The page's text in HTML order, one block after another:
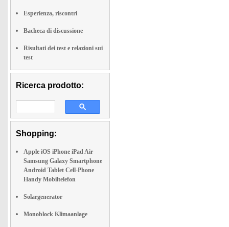
Esperienza, riscontri
Bacheca di discussione
Risultati dei test e relazioni sui
test
Ricerca prodotto:
Shopping:
Apple iOS iPhone iPad Air
Samsung Galaxy Smartphone
Android Tablet Cell-Phone
Handy Mobiltelefon
Solargenerator
Monoblock Klimaanlage